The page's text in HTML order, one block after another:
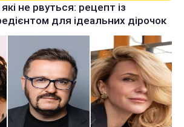
не рвуться: рецепт із
для ідеальних дірочок